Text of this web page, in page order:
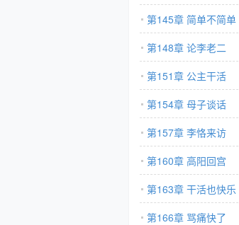
第145章 简单不简单
第148章 论李老二
第151章 公主干活
第154章 母子谈话
第157章 李恪来访
第160章 高阳回宫
第163章 干活也快乐
第166章 骂痛快了